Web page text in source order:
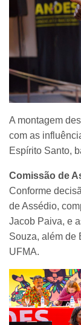
A montagem
com as
Espírito Santo,
Comissão de
Conforme
de Assédio,
Jacob Paiva, e
Souza, além de
UFMA.